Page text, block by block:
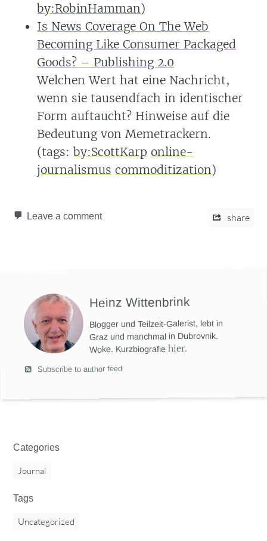
by:RobinHamman)
Is News Coverage On The Web
Becoming Like Consumer Packaged
Goods? – Publishing 2.0
Welchen Wert hat eine Nachricht,
wenn sie tausendfach in identischer
Form auftaucht? Hinweise auf die
Bedeutung von Memetrackern.
(tags:by:ScottKarp online-
journalismus commoditization)
Leave a comment share
Heinz Wittenbrink
Blogger und Teilzeit-Galerist, lebt in
Graz und manchmal in Dubrovnik.
Woke. Kurzbiografiehier.
Subscribe to author feed
Categories
Journal
Tags
Uncategorized